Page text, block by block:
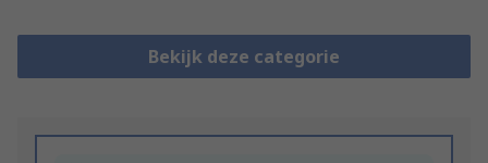
Bekijk deze categorie